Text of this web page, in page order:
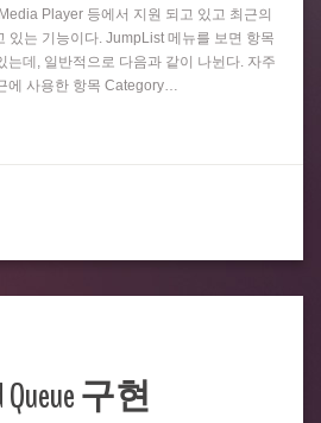
Player 등에서 지원 되고 있고 최근의
있는 기능이다. JumpList 메뉴를 보면 항목
는데, 일반적으로 다음과 같이 나뉜다. 자주
에 사용한 항목 Category…
Queue 구현